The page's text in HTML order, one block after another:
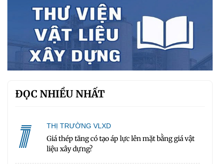
ĐỌC NHIỀU NHẤT
1 THỊ TRƯỜNG VLXD
Giá thép tăng có tạo áp lực lên mặt bằng giá vật
liệu xây dựng?